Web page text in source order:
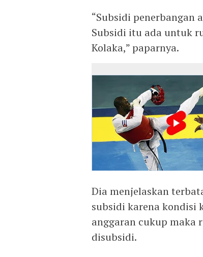
“Subsidi penerbangan
Subsidi itu ada untuk
Kolaka,” paparnya.
Dia menjelaskan
subsidi karena kondisi
anggaran cukup maka
disubsidi.